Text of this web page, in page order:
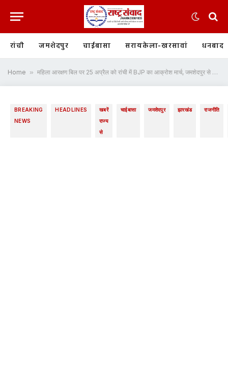
रांची जमशेदपुर चाईबासा सरायकेला-खरसावां धनबाद
Home » महिला आरक्षण बिल पर 25 अप्रैल को रांची में BJP का आक्रोश मार्च, जमशेदपुर से हजारों कार्यकर्ता होंगे शामिल
BREAKING
NEWS
HEADLINES
खबरें
राज्य
से
चाईबासा जमशेदपुर झारखंड राजनीति